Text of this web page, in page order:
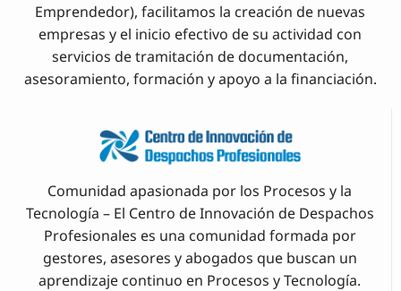
Emprendedor), facilitamos la creación de nuevas
empresas y el inicio efectivo de su actividad con
servicios de tramitación de documentación,
asesoramiento, formación y apoyo a la financiación.
Comunidad apasionada por los Procesos y la
Tecnología – El Centro de Innovación de Despachos
Profesionales es una comunidad formada por
gestores, asesores y abogados que buscan un
aprendizaje continuo en Procesos y Tecnología.